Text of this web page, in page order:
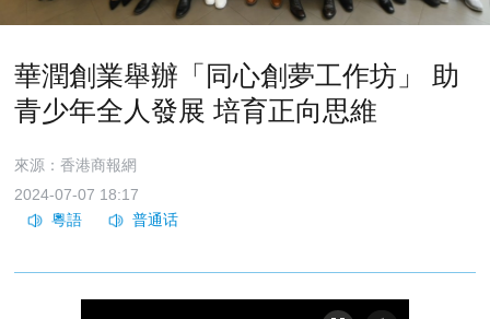
華潤創業舉辦「同心創夢工作坊」 助
青少年全人發展 培育正向思維
來源：香港商報網
2024-07-07 18:17